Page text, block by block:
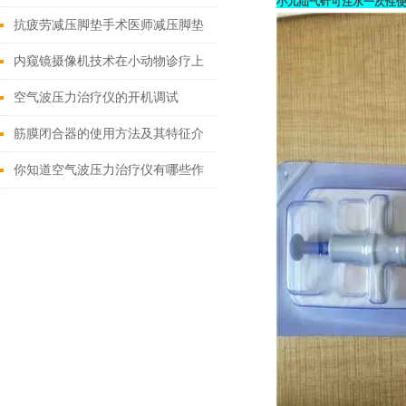
的
抗疲劳减压脚垫手术医师减压脚垫
的特点
内窥镜摄像机技术在小动物诊疗上
的应用有哪些?
空气波压力治疗仪的开机调试
筋膜闭合器的使用方法及其特征介
绍
你知道空气波压力治疗仪有哪些作